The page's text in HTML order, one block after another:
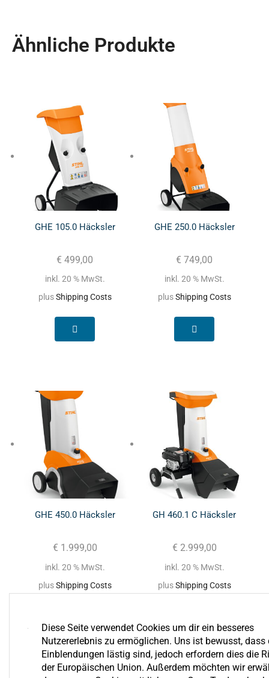
Ähnliche Produkte
GHE 105.0 Häcksler
€ 499,00
inkl. 20 % MwSt.
plusShipping Costs
GHE 250.0 Häcksler
€ 749,00
inkl. 20 % MwSt.
plusShipping Costs
GHE 450.0 Häcksler
€ 1.999,00
inkl. 20 % MwSt.
plusShipping Costs
GH 460.1 C Häcksler
€ 2.999,00
inkl. 20 % MwSt.
plusShipping Costs
Diese Seite verwendet Cookies um dir ein besseres
Nutzererlebnis zu ermöglichen. Uns ist bewusst, dass
Einblendungen lästig sind, jedoch erfordern dies die
der Europäischen Union. Außerdem möchten wir